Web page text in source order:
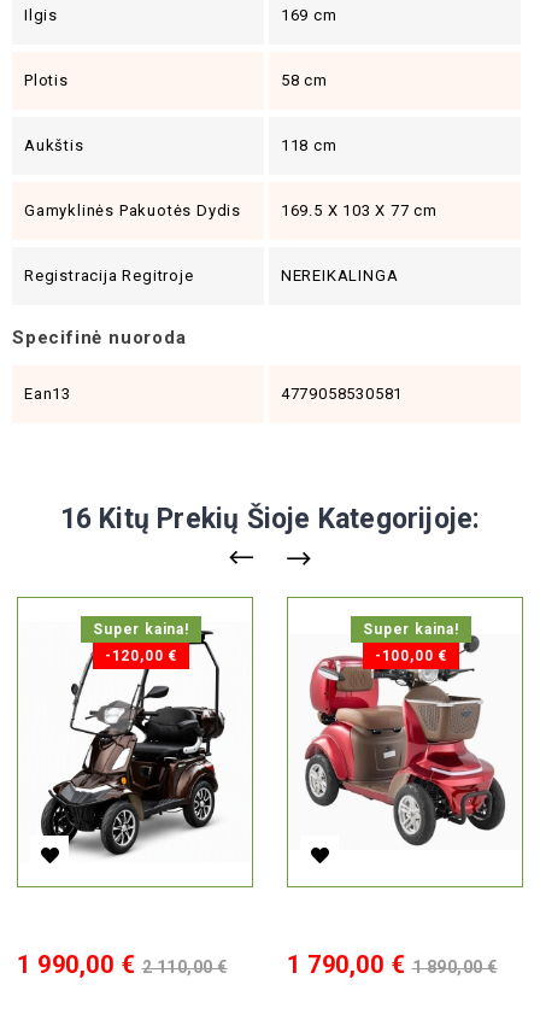
Ilgis 169 cm
Plotis 58 cm
Aukštis 118 cm
Gamyklinės Pakuotės Dydis 169.5 X 103 X 77 cm
Registracija Regitroje NEREIKALINGA
Specifinė nuoroda
Ean13 4779058530581
16 Kitų Prekių Šioje Kategorijoje:
Super kaina!
-120,00 €
Kaina
1 990,00 € Bazinė
kaina
2 110,00 €
Super kaina!
-100,00 €
Kaina
1 790,00 € Bazinė
kaina
1 890,00 €